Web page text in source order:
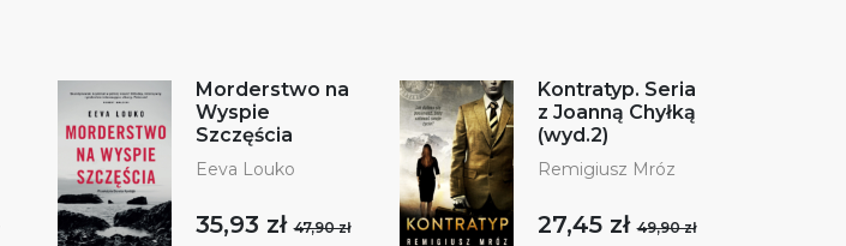
Morderstwo na
Wyspie
Szczęścia
Eeva Louko
35,93 zł47,90 zł
Kontratyp. Seria
z Joanną Chyłką
(wyd.2)
Remigiusz Mróz
27,45 zł49,90 zł